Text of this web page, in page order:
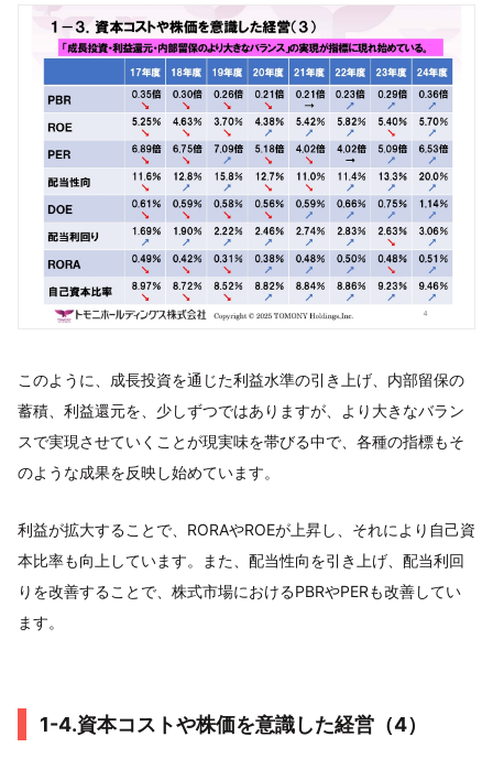
このように、成長投資を通じた利益水準の引き上げ、内部留保の
蓄積、利益還元を、少しずつではありますが、より大きなバラン
スで実現させていくことが現実味を帯びる中で、各種の指標もそ
のような成果を反映し始めています。
利益が拡大することで、RORAやROEが上昇し、それにより自己資
本比率も向上しています。また、配当性向を引き上げ、配当利回
りを改善することで、株式市場におけるPBRやPERも改善してい
ます。
1-4.資本コストや株価を意識した経営（4）